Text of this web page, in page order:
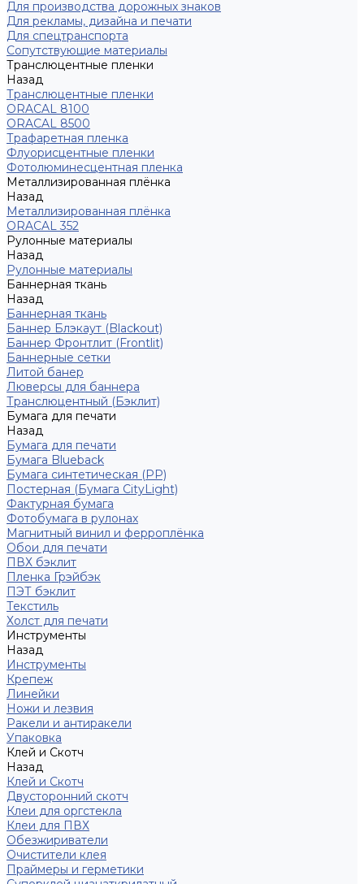
Для производства дорожных знаков
Для рекламы, дизайна и печати
Для спецтранспорта
Сопутствующие материалы
Транслюцентные пленки
Назад
Транслюцентные пленки
ORACAL 8100
ORACAL 8500
Трафаретная пленка
Флуорисцентные пленки
Фотолюминесцентная пленка
Металлизированная плёнка
Назад
Металлизированная плёнка
ORACAL 352
Рулонные материалы
Назад
Рулонные материалы
Баннерная ткань
Назад
Баннерная ткань
Баннер Блэкаут (Blackout)
Баннер Фронтлит (Frontlit)
Баннерные сетки
Литой банер
Люверсы для баннера
Транслюцентный (Бэклит)
Бумага для печати
Назад
Бумага для печати
Бумага Blueback
Бумага синтетическая (PP)
Постерная (Бумага CityLight)
Фактурная бумага
Фотобумага в рулонах
Магнитный винил и ферроплёнка
Обои для печати
ПВХ бэклит
Пленка Грэйбэк
ПЭТ бэклит
Текстиль
Холст для печати
Инструменты
Назад
Инструменты
Крепеж
Линейки
Ножи и лезвия
Ракели и антиракели
Упаковка
Клей и Скотч
Назад
Клей и Скотч
Двусторонний скотч
Клеи для оргстекла
Клеи для ПВХ
Обезжириватели
Очистители клея
Праймеры и герметики